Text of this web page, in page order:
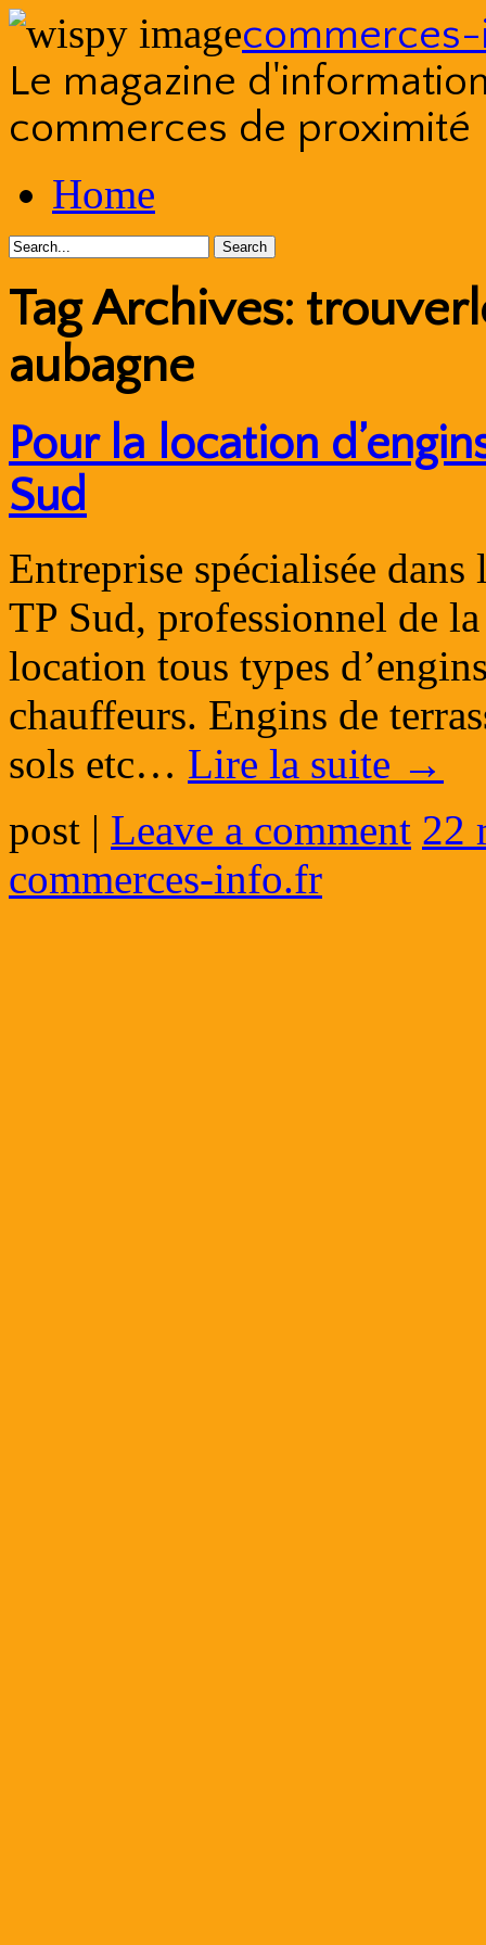
Le magazine
commerces de proximité
to
contentHome
Tag Archives:
aubagne
Pour la location
Sud
Entreprise spécialisée
TP Sud, professionnel de
location tous types
chauffeurs. Engins de
sols etc… Lire la suite →
post | Leave a comment 22
commerces-info.fr